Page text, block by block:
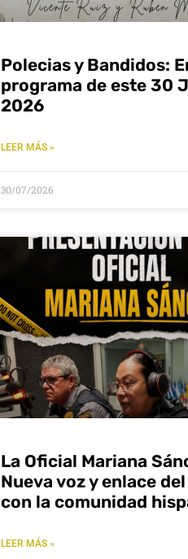
Polecias y Bandidos:
programa de este 30
2026
LEER MÁS »
30/07/2026
La Oficial Mariana
Nueva voz y enlace del
con la comunidad
LEER MÁS »